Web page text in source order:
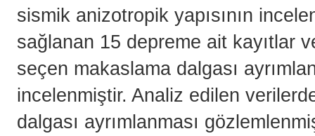
sismik anizotropik yapısının
sağlanan 15 depreme ait kayıtlar
seçen makaslama dalgası
incelenmiştir. Analiz edilen
dalgası ayrımlanması